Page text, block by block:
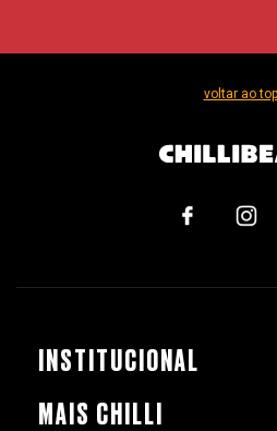
voltar ao
INSTITUCIONAL
MAIS CHILLI